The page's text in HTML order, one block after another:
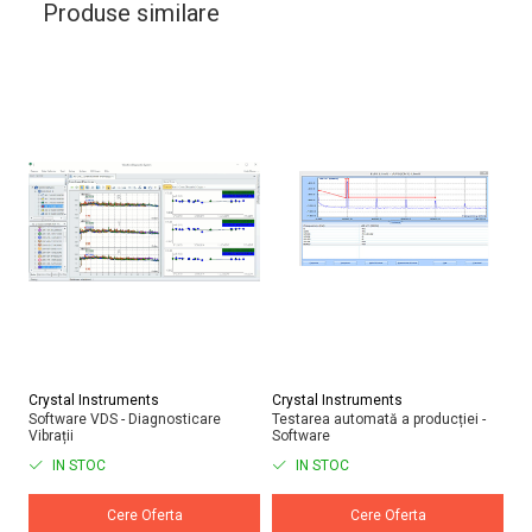
Produse similare
Crystal Instruments
Software VDS - Diagnosticare
Vibrații
IN STOC
Cere Oferta
Crystal Instruments
Testarea automată a producției -
Software
IN STOC
Cere Oferta